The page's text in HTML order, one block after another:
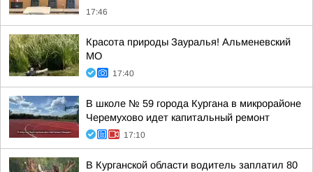
17:46
Красота природы Зауралья! Альменевский
МО
17:40
В школе № 59 города Кургана в микрорайоне
Черемухово идет капитальный ремонт
17:10
В Курганской области водитель заплатил 80